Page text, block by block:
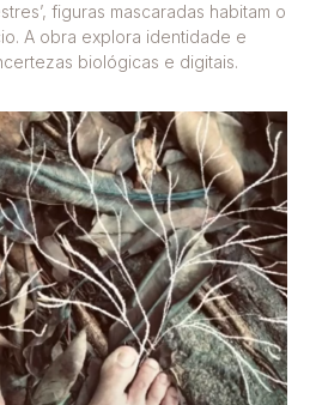
figuras mascaradas habitam o
A obra explora identidade e
biológicas e digitais.